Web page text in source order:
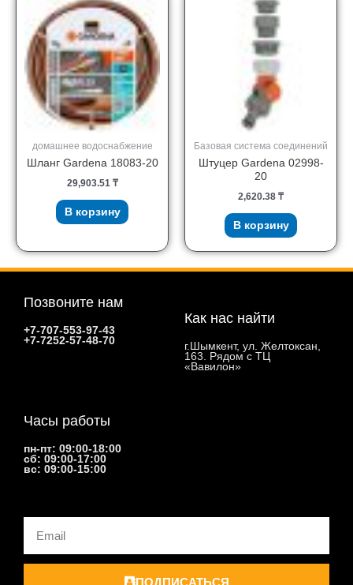
домашнее водоснабжение
Шланг Gardena 18083-20
29,903.51 ₸
В корзину
Базовая система соединений
Штуцер Gardena 02998-
20
2,620.38 ₸
В корзину
Позвоните нам
+7-707-553-97-43
+7-7252-57-48-70
Как нас найти
г.Шымкент, ул. Желтоксан,
163. Рядом с ТЦ
«Вавилон»
Часы работы
пн-пт: 09:00-18:00
сб: 09:00-17:00
вс: 09:00-15:00
Email
ПОДПИСАТЬСЯ